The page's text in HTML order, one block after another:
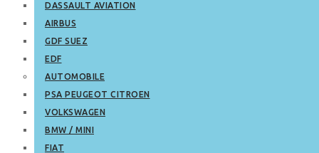
DASSAULT AVIATION
AIRBUS
GDF SUEZ
EDF
AUTOMOBILE
PSA PEUGEOT CITROEN
VOLKSWAGEN
BMW / MINI
FIAT